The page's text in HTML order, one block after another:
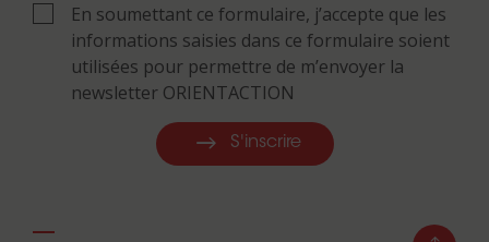
En soumettant ce formulaire, j’accepte que les
informations saisies dans ce formulaire soient
utilisées pour permettre de m’envoyer la
newsletter ORIENTACTION
S'inscrire